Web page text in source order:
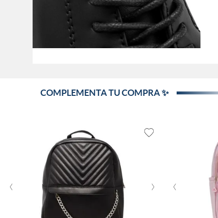
COMPLEMENTA TU COMPRA ✨
‹ › ‹